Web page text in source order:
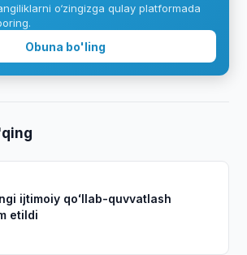
o‘zingizga qulay platformada
Obuna bo'ling
ijtimoiy qoʻllab-quvvatlash
etildi